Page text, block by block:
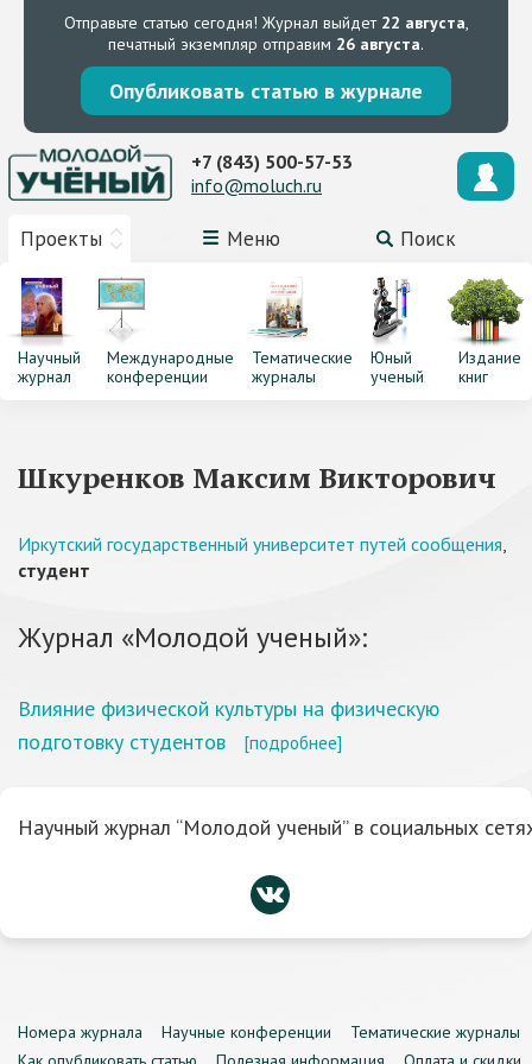
Отправьте статью сегодня! Журнал выйдет 22 августа,
печатный экземпляр отправим 26 августа.
Опубликовать статью в журнале
Проекты Меню Поиск
+7 (843) 500-57-53
info@moluch.ru
Научный
журнал
Международные
конференции
Тематические
журналы
Юный
ученый
Издание
книг
Шкуренков Максим Викторович
Иркутский государственный университет путей сообщения,
студент
Журнал «Молодой ученый»:
Влияние физической культуры на физическую
подготовку студентов
[подробнее]
Научный журнал “Молодой ученый” в социальных
Номера журнала Научные конференции
Тематические журналы